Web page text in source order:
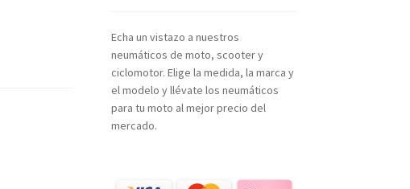
Echa un vistazo a nuestros
neumáticos de moto, scooter y
ciclomotor. Elige la medida, la marca y
el modelo y llévate los neumáticos
para tu moto al mejor precio del
mercado.